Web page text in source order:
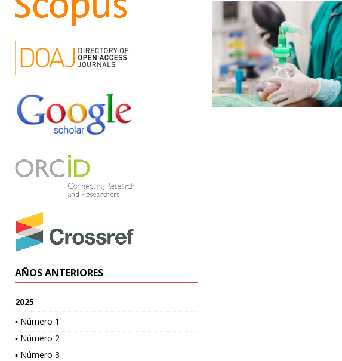
AÑOS ANTERIORES
2025
▪ Número 1
▪ Número 2
▪ Número 3